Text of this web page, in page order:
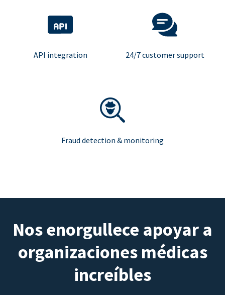
API integration 24/7 customer support
Fraud detection & monitoring
Nos enorgullece apoyar a
organizaciones médicas
increíbles